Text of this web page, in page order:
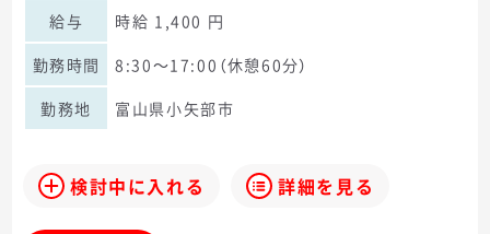
給与
時給 1,400 円
勤務時間
8:30～17:00（休憩60分）
勤務地
富山県小矢部市
検討中に入れる 詳細を見る